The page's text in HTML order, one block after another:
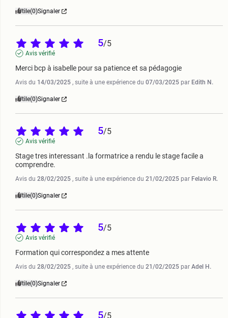
Utile(0)Signaler
5/5
Avis vérifié
Merci bcp à isabelle pour sa patience et sa pédagogie
Avis du 14/03/2025 , suite à une expérience du 07/03/2025 par Edith N.
Utile(0)Signaler
5/5
Avis vérifié
Stage tres interessant .la formatrice a rendu le stage facile a
comprendre.
Avis du 28/02/2025 , suite à une expérience du 21/02/2025 par Felavio R.
Utile(0)Signaler
5/5
Avis vérifié
Formation qui correspondez a mes attente
Avis du 28/02/2025 , suite à une expérience du 21/02/2025 par Adel H.
Utile(0)Signaler
5/5